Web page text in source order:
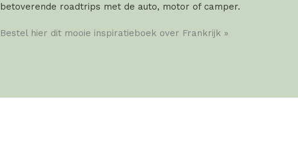
betoverende roadtrips met de auto, motor of camper.
Bestel hier dit mooie inspiratieboek over Frankrijk »